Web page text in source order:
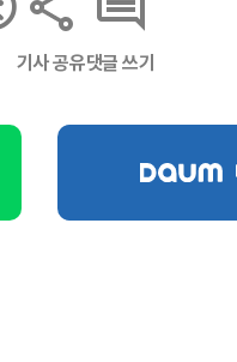
기사 공유댓글 쓰기